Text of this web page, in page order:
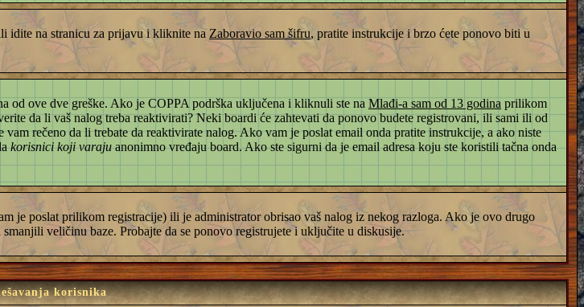
idite na stranicu za prijavu i kliknite na Zaboravio sam šifru, pratite instrukcije i brzo ćete ponovo biti u
od ove dve greške. Ako je COPPA podrška uključena i kliknuli ste na Mlađi-a sam od 13 godina prilikom
da li vaš nalog treba reaktivirati? Neki boardi će zahtevati da ponovo budete registrovani, ili sami ili od
rečeno da li trebate da reaktivirate nalog. Ako vam je poslat email onda pratite instrukcije, a ako niste
korisnici koji varajuanonimno vređaju board. Ako ste sigurni da je email adresa koju ste koristili tačna onda
je poslat prilikom registracije) ili je administrator obrisao vaš nalog iz nekog razloga. Ako je ovo drugo
veličinu baze. Probajte da se ponovo registrujete i uključite u diskusije.
korisnika